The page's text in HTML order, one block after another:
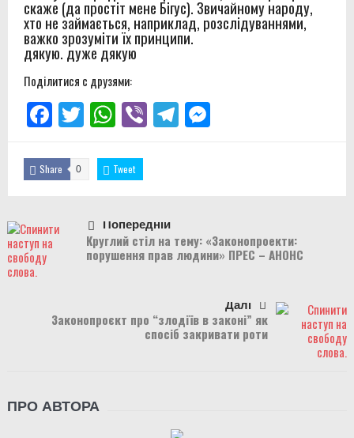
скаже (да простіт мене Бігус). Звичайному народу,
хто не займається, наприклад, розслідуваннями,
важко зрозуміти їх принципи.
дякую. дуже дякую
Поділитися с друзями:
Facebook
TwitterWhatsApp
ViberTelegramMessenger
Share 0 Tweet
Попередній
Круглий стіл на тему: «Законопроекти:
порушення прав людини» ПРЕС – АНОНС
Далі
Законопроєкт про “злодіїв в законі” як
спосіб закривати роти
ПРО АВТОРА